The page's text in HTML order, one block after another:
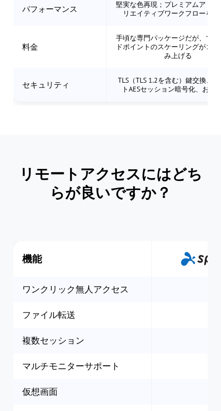
パフォーマンス
堅実な色再現；プレミアムアド
リエイティブワークフローを
料金
手頃な専門パッケージだが、マ
ドポイントのスケーリングがコ
み上げる
セキュリティ
TLS（TLS 1.2を含む）鍵交換、
トAESセッション暗号化、およ
リモートアクセスにはどち
らが良いですか？
機能
ワンクリック無人アクセス
ファイル転送
複数セッション
マルチモニターサポート
仮想画面